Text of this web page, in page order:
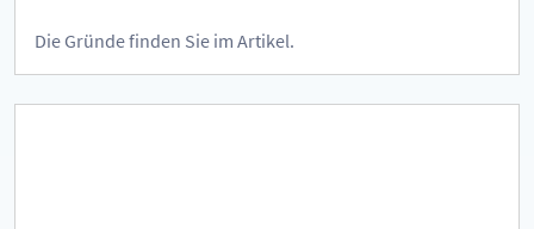
Die Gründe finden Sie im Artikel.